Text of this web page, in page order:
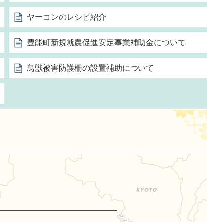
ヤーコンのレシピ紹介
豊能町新規就農促進安定事業補助金について
鳥獣被害防護柵の設置補助について